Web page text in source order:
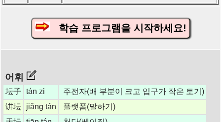
학습 프로그램을 시작하세요!
어휘
坛子 tán zi
주전자(배 부분이 크고 입구가 작은 토기)
讲坛
jiǎng tán
플랫폼(말하기)